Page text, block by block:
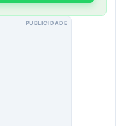
PUBLICIDADE